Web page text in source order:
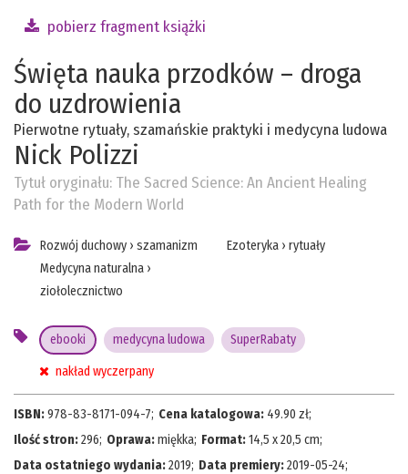
pobierz fragment książki
Święta nauka przodków – droga
do uzdrowienia
Pierwotne rytuały, szamańskie praktyki i medycyna ludowa
Nick Polizzi
Tytuł oryginału: The Sacred Science: An Ancient Healing
Path for the Modern World
Rozwój duchowy › szamanizm
Medycyna naturalna ›
ziołolecznictwo
Ezoteryka› rytuały
ebooki medycyna ludowa SuperRabaty
nakład wyczerpany
ISBN:978-83-8171-094-7; Cena katalogowa: 49.90 zł;
Ilość stron:296; Oprawa:miękka; Format:14,5 x 20,5 cm;
Data ostatniego wydania:2019; Data premiery:2019-05-24;